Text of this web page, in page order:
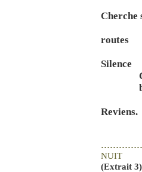
Cherche
routes
Silence
Reviens.
NUIT
(Extrait 3)